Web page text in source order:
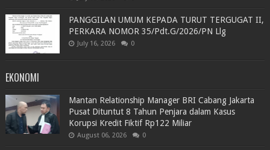
PANGGILAN UMUM KEPADA TURUT TERGUGAT II,
PERKARA NOMOR 35/Pdt.G/2026/PN Llg
July 16, 2026 0
EKONOMI
Mantan Relationship Manager BRI Cabang Jakarta
Pusat Dituntut 8 Tahun Penjara dalam Kasus
Korupsi Kredit Fiktif Rp122 Miliar
August 06, 2026 0